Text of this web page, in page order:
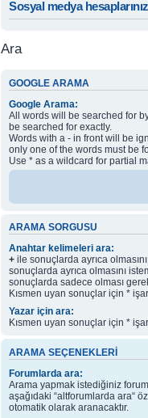
Sosyal medya
Ara
GOOGLE ARAMA
Google Arama:
All words will be searched for
be searched for exactly.
Words with a - in front will be
only one of the words must be
Use * as a wildcard for partial
ARAMA SORGUSU
Anahtar kelimeleri ara:
+ ile sonuçlarda ayrıca
sonuçlarda ayrıca olmasını
sonuçlarda sadece olması
Kısmen uyan sonuçlar için *
Yazar için ara:
Kısmen uyan sonuçlar için *
ARAMA SEÇENEKLERI
Forumlarda ara:
Arama yapmak istediğiniz
aşağıdaki “altforumlarda ara“
otomatik olarak aranacaktır.